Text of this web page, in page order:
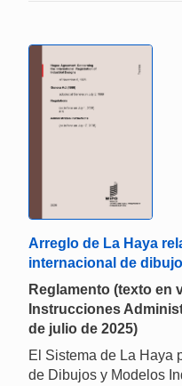
Arreglo de La Haya
internacional de
Reglamento (texto en
Instrucciones
de julio de 2025)
El Sistema de La Haya
de Dibujos y Modelos